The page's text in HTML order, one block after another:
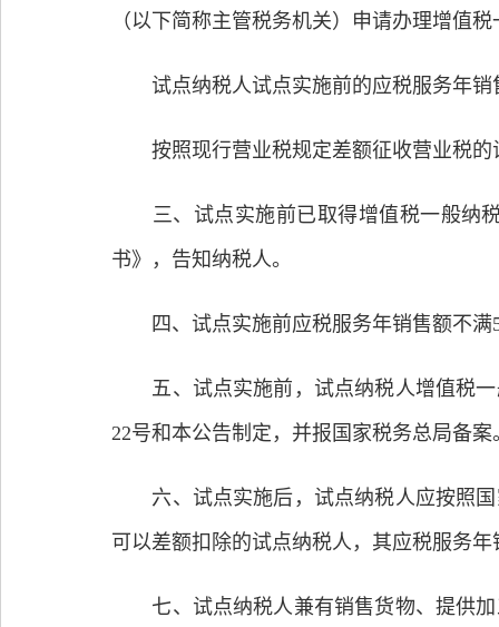
（以下简称主管税务机关）申请办理增值
试点纳税人试点实施前的应税服务年销
按照现行营业税规定差额征收营业税的
三、试点实施前已取得增值税一般纳税
书》，告知纳税人。
四、试点实施前应税服务年销售额不满
五、试点实施前，试点纳税人增值税一
22号和本公告制定，并报国家税务总局备案
六、试点实施后，试点纳税人应按照国
可以差额扣除的试点纳税人，其应税服务
七、试点纳税人兼有销售货物、提供加